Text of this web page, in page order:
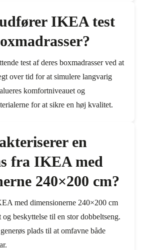
IKEA test
test af deres boxmadrasser ved at
over tid for at simulere langvarig
komfortniveauet og
for at sikre en høj kvalitet.
en
fra IKEA med
240×200 cm?
med dimensionerne 240×200 cm
beskyttelse til en stor dobbeltseng.
plads til at omfavne både